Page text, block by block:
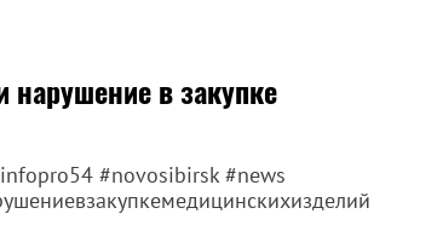
в закупке
#novosibirsk #news